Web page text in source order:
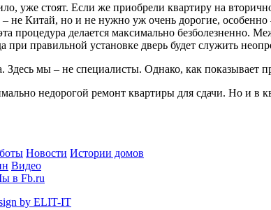
уже стоят. Если же приобрели квартиру на
не Китай, но и не нужно уж очень дорогие,
процедура делается максимально
при правильной установке дверь будет служить
Здесь мы – не специалисты. Однако, как показывает
недорогой ремонт квартиры для сдачи. Но и в
Новости Истории домов
Видео
by ELIT-IT